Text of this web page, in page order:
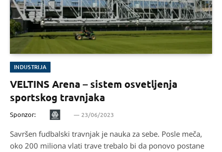
INDUSTRIJA
VELTINS Arena – sistem osvetljenja
sportskog travnjaka
Sponzor: 23/06/2023
Savršen fudbalski travnjak je nauka za sebe. Posle meča,
oko 200 miliona vlati trave trebalo bi da ponovo postane